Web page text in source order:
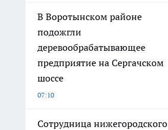
В Воротынском районе
подожгли
деревообрабатывающее
предприятие на Сергачском
шоссе
07:10
Сотрудница нижегородского